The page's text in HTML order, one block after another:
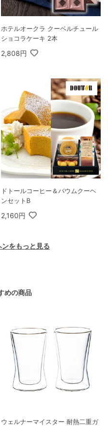
ホテルオークラ クーベルチュール
ショコラケーキ 2本
2,808円
ドトールコーヒー＆バウムクーヘ
ンセットB
2,160円
ンをもっと見る
めの商品
ウェルナーマイスター 耐熱二重ガ